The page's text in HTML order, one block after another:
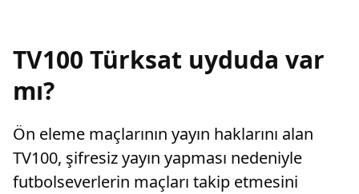
TV100 Türksat uyduda var
mı?
Ön eleme maçlarının yayın haklarını alan
TV100, şifresiz yayın yapması nedeniyle
futbolseverlerin maçları takip etmesini